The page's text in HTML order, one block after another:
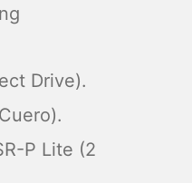
Drive).
P Lite (2